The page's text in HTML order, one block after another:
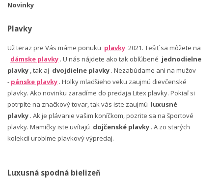
Novinky
Plavky
Už teraz pre Vás máme ponuku plavky 2021. Tešiť sa môžete na
dámske plavky . U nás nájdete ako tak obľúbené jednodielne
plavky , tak aj dvojdielne plavky . Nezabúdame ani na mužov
- pánske plavky . Holky mladšieho veku zaujmú dievčenské
plavky. Ako novinku zaradíme do predaja Litex plavky. Pokiaľ si
potrpíte na značkový tovar, tak vás iste zaujmú luxusné
plavky . Ak je plávanie vašim koníčkom, pozrite sa na športové
plavky. Mamičky iste uvítajú dojčenské plavky . A zo starých
kolekcií urobíme plavkový výpredaj.
Luxusná spodná bielizeň